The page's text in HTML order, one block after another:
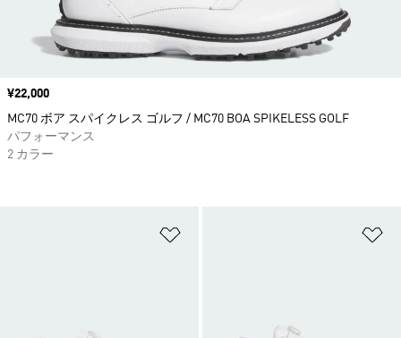
価格
¥22,000
MC70 ボア スパイクレス ゴルフ / MC70 BOA SPIKELESS GOLF
パフォーマンス
2 カラー